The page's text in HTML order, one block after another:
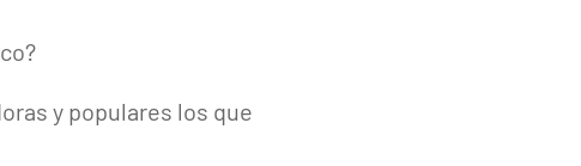
y populares los que